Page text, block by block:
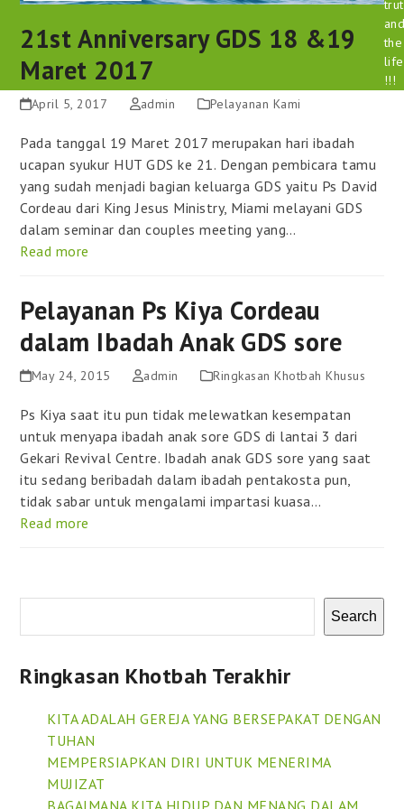
21st Anniversary GDS 18 &19
Maret 2017
April 5, 2017 admin Pelayanan Kami
Pada tanggal 19 Maret 2017 merupakan hari ibadah
ucapan syukur HUT GDS ke 21. Dengan pembicara tamu
yang sudah menjadi bagian keluarga GDS yaitu Ps David
Cordeau dari King Jesus Ministry, Miami melayani GDS
dalam seminar dan couples meeting yang…
Read more
Pelayanan Ps Kiya Cordeau
dalam Ibadah Anak GDS sore
May 24, 2015 admin Ringkasan Khotbah Khusus
Ps Kiya saat itu pun tidak melewatkan kesempatan
untuk menyapa ibadah anak sore GDS di lantai 3 dari
Gekari Revival Centre. Ibadah anak GDS sore yang saat
itu sedang beribadah dalam ibadah pentakosta pun,
tidak sabar untuk mengalami impartasi kuasa…
Read more
Search
Ringkasan Khotbah Terakhir
KITA ADALAH GEREJA YANG BERSEPAKAT DENGAN
TUHAN
MEMPERSIAPKAN DIRI UNTUK MENERIMA
MUJIZAT
BAGAIMANA KITA HIDUP DAN MENANG DALAM
the
life
!!!